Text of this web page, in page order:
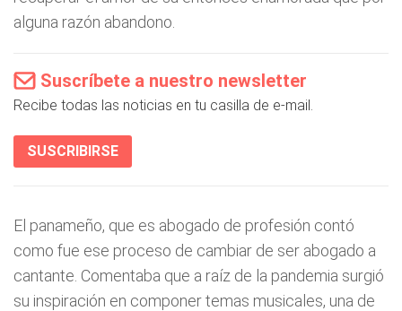
alguna razón abandono.
Suscríbete a nuestro newsletter
Recibe todas las noticias en tu casilla de e-mail.
SUSCRIBIRSE
El panameño, que es abogado de profesión contó
como fue ese proceso de cambiar de ser abogado a
cantante. Comentaba que a raíz de la pandemia surgió
su inspiración en componer temas musicales, una de